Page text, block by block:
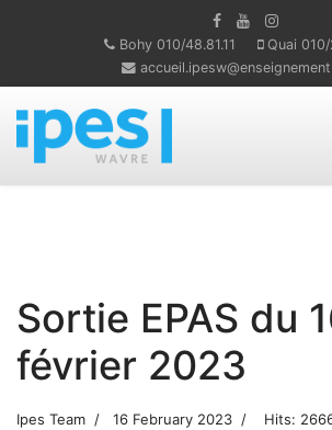
Bohy 010/48.81.11
Quai
Sortie EPAS du
février 2023
Ipes Team 16 February 2023 Hits: